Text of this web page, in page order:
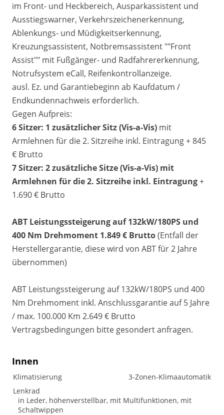
im Front- und Heckbereich, Ausparkassistent und
Ausstiegswarner, Verkehrszeichenerkennung,
Ablenkungs- und Müdigkeitserkennung,
Kreuzungsassistent, Notbremsassistent ""Front
Assist"" mit Fußgänger- und Radfahrererkennung,
Notrufsystem eCall, Reifenkontrollanzeige.
ausl. Ez. und Garantiebeginn ab Kaufdatum /
Endkundennachweis erforderlich.
Gegen Aufpreis:
6 Sitzer: 1 zusätzlicher Sitz (Vis-a-Vis) mit
Armlehnen für die 2. Sitzreihe inkl. Eintragung + 845
€ Brutto
7 Sitzer: 2 zusätzliche Sitze (Vis-a-Vis) mit
Armlehnen für die 2. Sitzreihe inkl. Eintragung+
1.690 € Brutto
ABT Leistungssteigerung auf 132kW/180PS und
400 Nm Drehmoment 1.849 € Brutto(Entfall der
Herstellergarantie, diese wird von ABT für 2 Jahre
übernommen)
ABT Leistungssteigerung auf 132kW/180PS und 400
Nm Drehmoment inkl. Anschlussgarantie auf 5 Jahre
/ max. 100.000 Km 2.649 € Brutto
Vertragsbedingungen bitte gesondert anfragen.
Innen
Klimatisierung
3-Zonen-Klimaautomatik
Lenkrad
in Leder, höhenverstellbar, mit Multifunktionen, mit
Schaltwippen